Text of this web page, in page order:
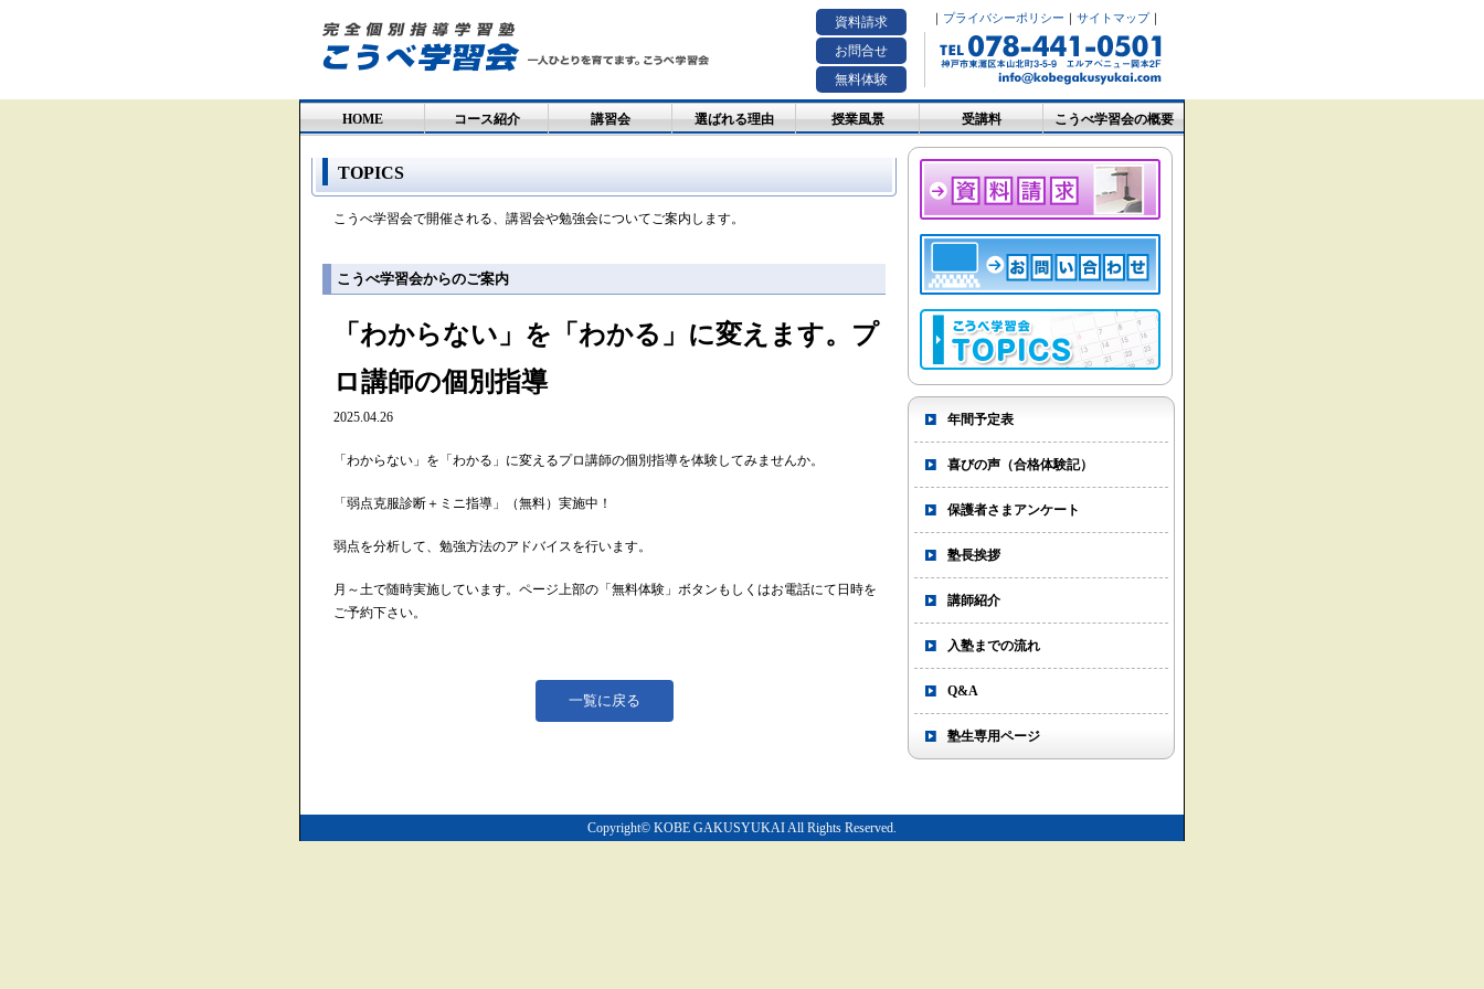
資料請求
お問合せ
無料体験
プライバシーポリシー サイトマップ｜
HOME コース紹介 講習会 選ばれる理由 授業風景 受講料 こうべ学習会の概要
TOPICS
こうべ学習会で開催される、講習会や勉強会についてご案内します。
こうべ学習会からのご案内
「わからない」を「わかる」に変えます。プ
ロ講師の個別指導
2025.04.26
「わからない」を「わかる」に変えるプロ講師の個別指導を体験してみませんか。
「弱点克服診断＋ミニ指導」（無料）実施中！
弱点を分析して、勉強方法のアドバイスを行います。
月～土で随時実施しています。ページ上部の「無料体験」ボタンもしくはお電話にて日時を
ご予約下さい。
一覧に戻る
年間予定表
喜びの声（合格体験記）
保護者さまアンケート
塾長挨拶
講師紹介
入塾までの流れ
Q&A
塾生専用ページ
Copyright© KOBE GAKUSYUKAI All Rights Reserved.